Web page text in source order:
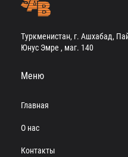
Туркменистан, г. Ашхабад,
Юнус Эмре , маг. 140
Меню
Главная
О нас
Контакты